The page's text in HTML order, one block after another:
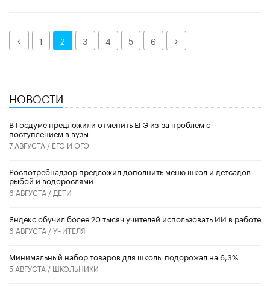
Назад1 2 3 4 5 6 Далее
НОВОСТИ
В Госдуме предложили отменить ЕГЭ из-за проблем с
поступлением в вузы
7 АВГУСТА / ЕГЭ И ОГЭ
Роспотребнадзор предложил дополнить меню школ и детсадов
рыбой и водорослями
6 АВГУСТА / ДЕТИ
​Яндекс обучил более 20 тысяч учителей использовать ИИ в работе
6 АВГУСТА /УЧИТЕЛЯ
Минимальный набор товаров для школы подорожал на 6,3%
5 АВГУСТА / ШКОЛЬНИКИ